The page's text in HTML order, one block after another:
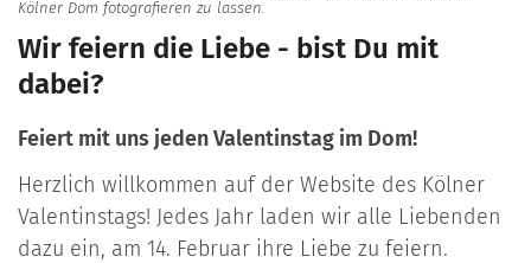
Kölner Dom fotografieren zu lassen.
Wir feiern die Liebe - bist Du mit
dabei?
Feiert mit uns jeden Valentinstag im Dom!
Herzlich willkommen auf der Website des Kölner
Valentinstags! Jedes Jahr laden wir alle Liebenden
dazu ein, am 14. Februar ihre Liebe zu feiern.